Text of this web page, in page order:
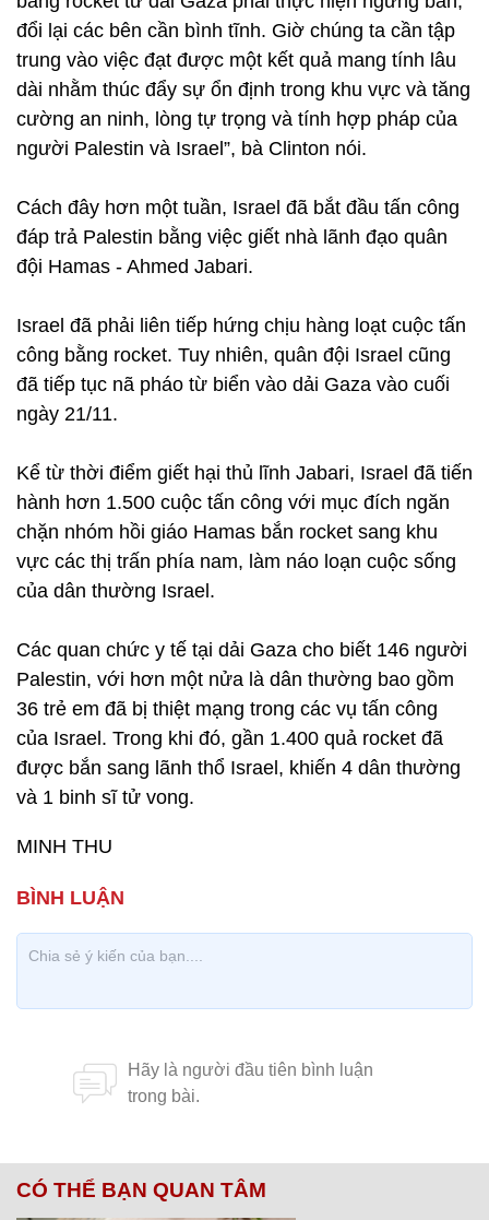
đổi lại các bên cần bình tĩnh. Giờ chúng ta cần tập
trung vào việc đạt được một kết quả mang tính lâu
dài nhằm thúc đẩy sự ổn định trong khu vực và tăng
cường an ninh, lòng tự trọng và tính hợp pháp của
người Palestin và Israel”, bà Clinton nói.
Cách đây hơn một tuần, Israel đã bắt đầu tấn công
đáp trả Palestin bằng việc giết nhà lãnh đạo quân
đội Hamas - Ahmed Jabari.
Israel đã phải liên tiếp hứng chịu hàng loạt cuộc tấn
công bằng rocket. Tuy nhiên, quân đội Israel cũng
đã tiếp tục nã pháo từ biển vào dải Gaza vào cuối
ngày 21/11.
Kể từ thời điểm giết hại thủ lĩnh Jabari, Israel đã tiến
hành hơn 1.500 cuộc tấn công với mục đích ngăn
chặn nhóm hồi giáo Hamas bắn rocket sang khu
vực các thị trấn phía nam, làm náo loạn cuộc sống
của dân thường Israel.
Các quan chức y tế tại dải Gaza cho biết 146 người
Palestin, với hơn một nửa là dân thường bao gồm
36 trẻ em đã bị thiệt mạng trong các vụ tấn công
của Israel. Trong khi đó, gần 1.400 quả rocket đã
được bắn sang lãnh thổ Israel, khiến 4 dân thường
và 1 binh sĩ tử vong.
MINH THU
CÓ THỂ BẠN QUAN TÂM